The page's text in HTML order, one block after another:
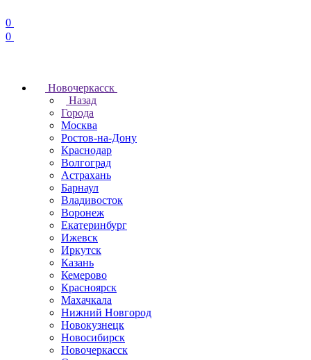
0
0
Новочеркаcск
Назад
Города
Москва
Ростов-на-Дону
Краснодар
Волгоград
Астрахань
Барнаул
Владивосток
Воронеж
Екатеринбург
Ижевск
Иркутск
Казань
Кемерово
Красноярск
Махачкала
Нижний Новгород
Новокузнецк
Новосибирск
Новочеркаcск